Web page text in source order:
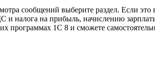
сообщений выберите раздел. Если
и налога на прибыль, начислению
программах 1С 8 и сможете